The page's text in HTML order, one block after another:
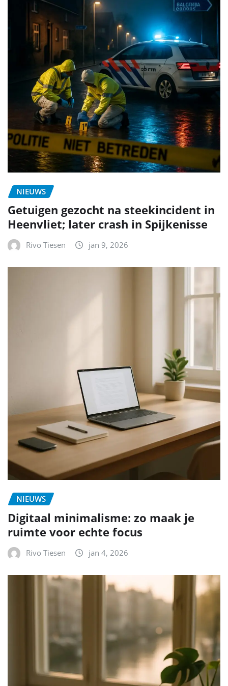
NIEUWS
Getuigen gezocht na steekincident in
Heenvliet; later crash in Spijkenisse
Rivo Tiesen jan 9, 2026
NIEUWS
Digitaal minimalisme: zo maak je
ruimte voor echte focus
Rivo Tiesen jan 4, 2026